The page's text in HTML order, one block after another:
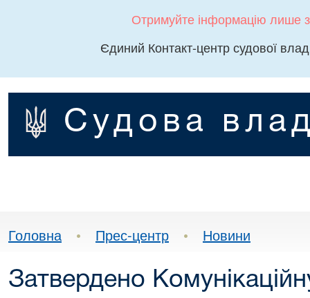
Отримуйте інформацію лише
Єдиний Контакт-центр судової
Судова
Головна • Прес-центр • Новини
Затвердено